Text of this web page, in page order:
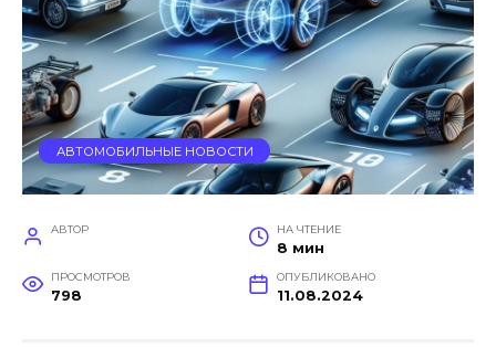
АВТОМОБИЛЬНЫЕ НОВОСТИ
АВТОР НА ЧТЕНИЕ
8 мин
ПРОСМОТРОВ
798
ОПУБЛИКОВАНО
11.08.2024